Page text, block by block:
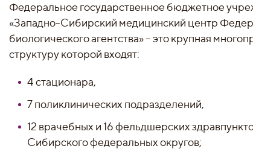
Федеральное государственное бюджетное
«Западно-Сибирский медицинский центр
биологического агентства» – это крупная
структуру которой входят:
4 стационара,
7 поликлинических подразделений,
12 врачебных и 16 фельдшерских
Сибирского федеральных округов;